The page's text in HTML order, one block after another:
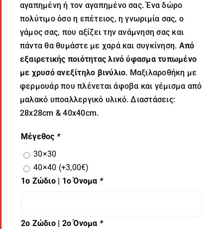
αγαπημένη ή τον αγαπημένο σας. Ένα δώρο
πολύτιμο όσο η επέτειος, η γνωριμία σας, ο
γάμος σας, που αξίζει την ανάμνηση σας και
πάντα θα θυμάστε με χαρά και συγκίνηση. Από
εξαιρετικής ποιότητας λινό ύφασμα τυπωμένο
με χρυσό ανεξίτηλο βινύλιο. Μαξιλαροθήκη με
φερμουάρ που πλένεται άφοβα και γέμισμα από
μαλακό υποαλλεργικό υλικό. Διαστάσεις:
28x28cm & 40x40cm.
Μέγεθος *
30×30
40×40 (+3,00€)
1ο Ζώδιο | 1ο Όνομα *
2ο Ζώδιο | 2ο Όνομα *